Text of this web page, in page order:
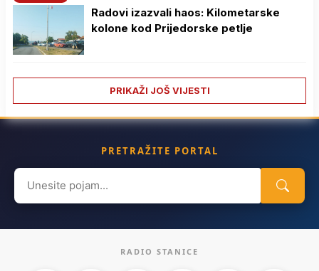
Radovi izazvali haos: Kilometarske
kolone kod Prijedorske petlje
PRIKAŽI JOŠ VIJESTI
PRETRAŽITE PORTAL
Search
for:
RADIO STANICE